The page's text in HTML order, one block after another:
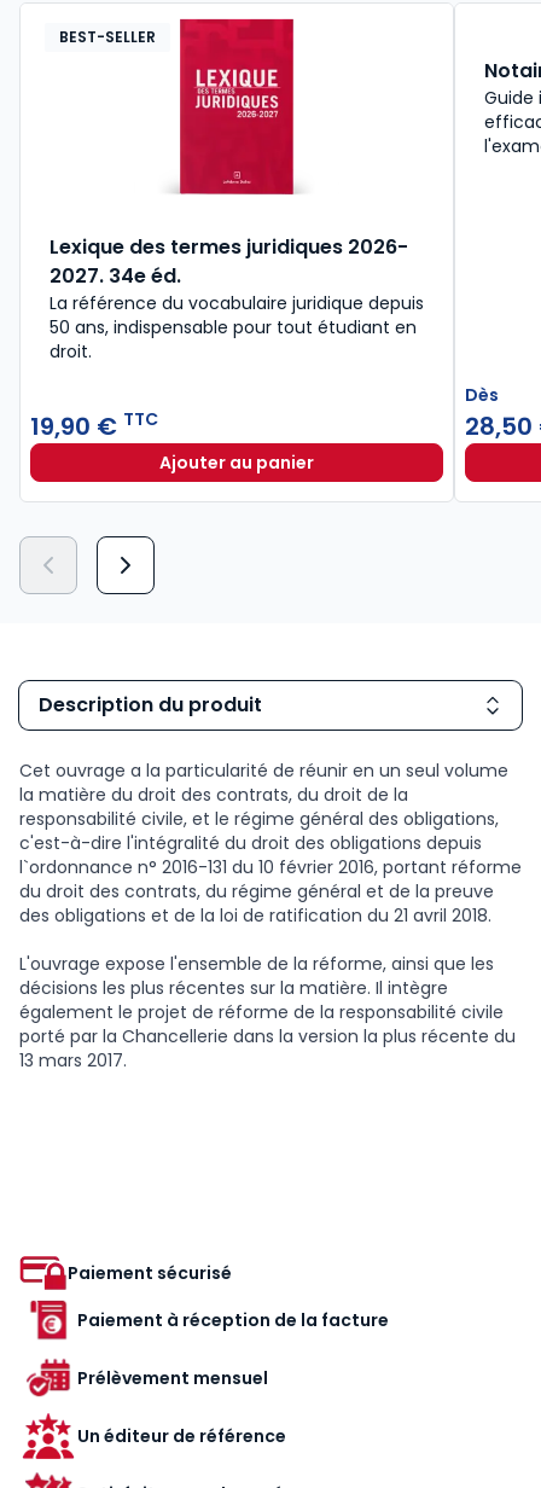
BEST-SELLER
Lexique des termes juridiques 2026-
2027. 34e éd.
La référence du vocabulaire juridique depuis
50 ans, indispensable pour tout étudiant en
droit.​
19,90 € TTC
Ajouter au panierLexique des termes juridiques
Guide
Dès
Description du produit
Cet ouvrage a la particularité de réunir en un seul volume
la matière du droit des contrats, du droit de la
responsabilité civile, et le régime général des obligations,
c'est-à-dire l'intégralité du droit des obligations depuis
l`ordonnance n° 2016-131 du 10 février 2016, portant réforme
du droit des contrats, du régime général et de la preuve
des obligations et de la loi de ratification du 21 avril 2018.
L'ouvrage expose l'ensemble de la réforme, ainsi que les
décisions les plus récentes sur la matière. Il intègre
également le projet de réforme de la responsabilité civile
porté par la Chancellerie dans la version la plus récente du
13 mars 2017.
Paiement sécurisé
Paiement à réception de la facture
Prélèvement mensuel
Un éditeur de référence